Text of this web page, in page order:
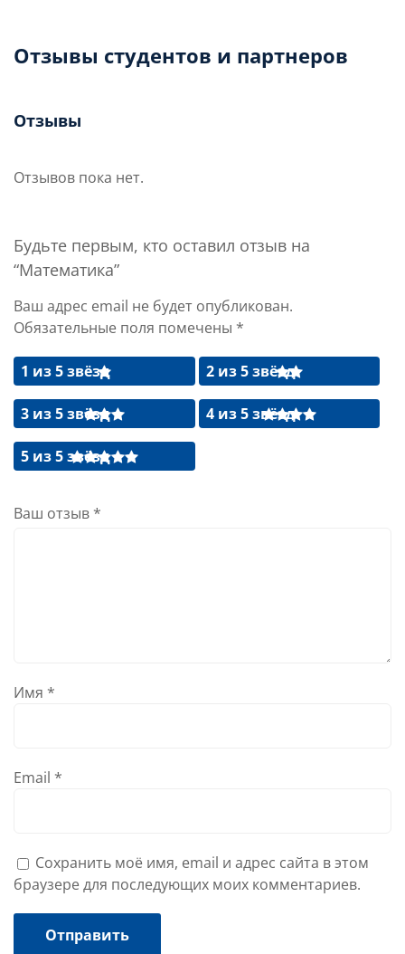
Отзывы студентов и партнеров
Отзывы
Отзывов пока нет.
Будьте первым, кто оставил отзыв на
“Математика”
Ваш адрес email не будет опубликован.
Обязательные поля помечены *
1 из 5 звёзд 2 из 5 звёзд
3 из 5 звёзд 4 из 5 звёзд
5 из 5 звёзд
Ваш отзыв *
Имя *
Email *
Сохранить моё имя, email и адрес сайта в этом
браузере для последующих моих комментариев.